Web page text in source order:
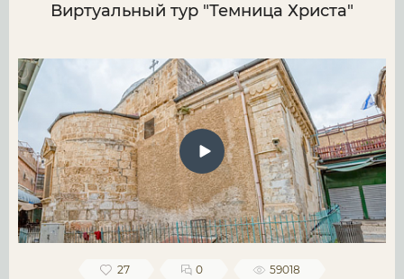
Виртуальный тур "Темница Христа"
27 0 59018